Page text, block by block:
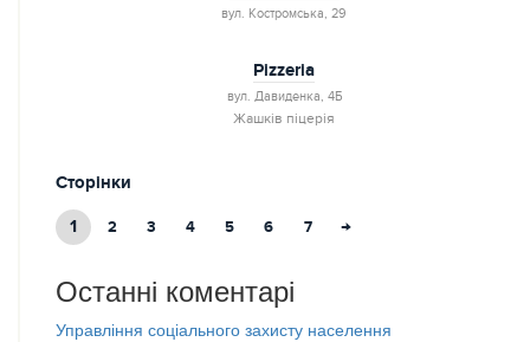
вул. Костромська, 29
Pizzeria
вул. Давиденка, 4Б
Жашків піцерія
Сторінки
1 2 3 4 5 6 7 →
Останні коментарі
Управління соціального захисту населення